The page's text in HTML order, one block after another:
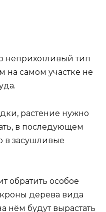
неприхотливый тип
на самом участке не
растение нужно
в последующем
в засушливые
обратить особое
дерева вида
нём будут вырастать